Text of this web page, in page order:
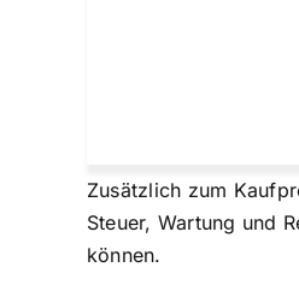
Zusätzlich zum
Steuer, Wartung und
können.